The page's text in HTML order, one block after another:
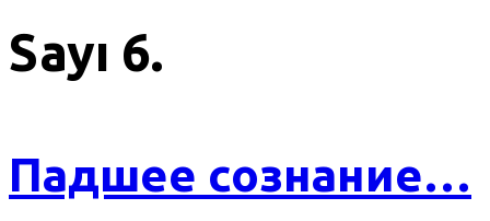
Sayı 6.
Падшее сознание…